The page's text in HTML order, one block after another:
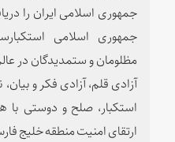
جمهوری اسلامی ایران را
جمهوری اسلامی
مظلومان و ستمدیدگان در
آزادی قلم، آزادی فکر و
استکبار، صلح و دوستی
ارتقای امنیت منطقه خلیج